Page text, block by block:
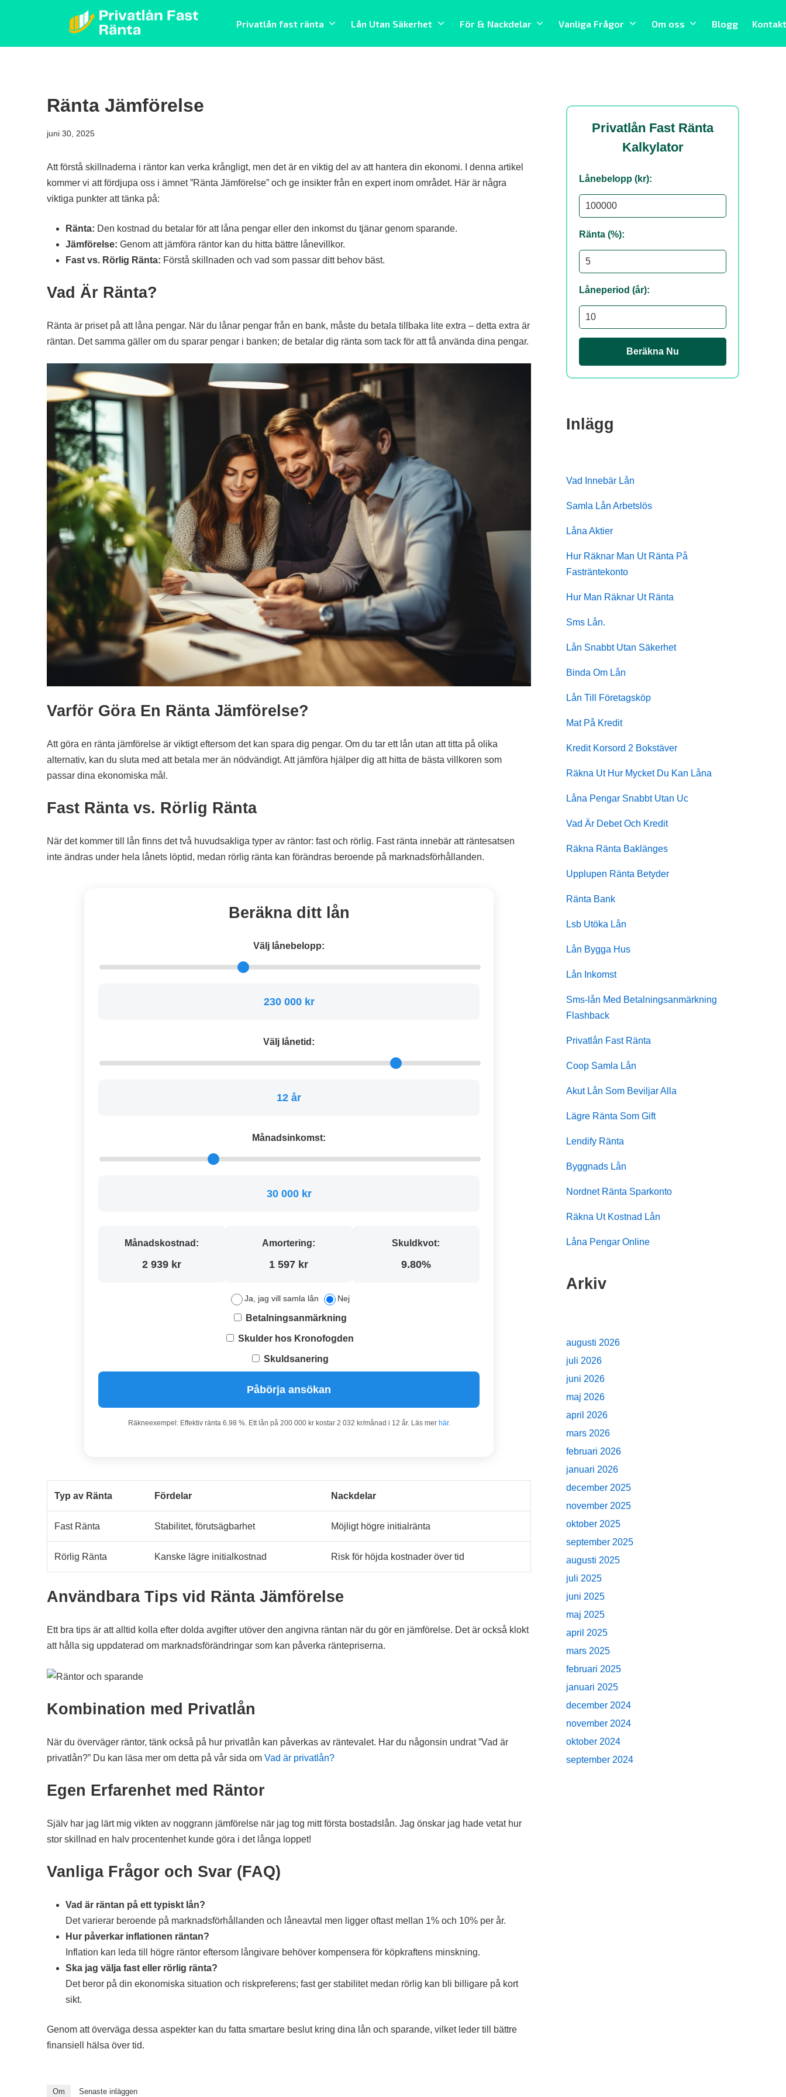
Privatlån fast ränta
Privatlån fast ränta Lån Utan Säkerhet För & Nackdelar Vanliga Frågor Om oss Blogg
Ränta Jämförelse
juni 30, 2025
Att förstå skillnaderna i räntor kan verka krångligt, men det är en viktig del av att hantera din ekonomi. I denna artikel
kommer vi att fördjupa oss i ämnet ”Ränta Jämförelse” och ge insikter från en expert inom området. Här är några
viktiga punkter att tänka på:
Ränta: Den kostnad du betalar för att låna pengar eller den inkomst du tjänar genom sparande.
Jämförelse: Genom att jämföra räntor kan du hitta bättre lånevillkor.
Fast vs. Rörlig Ränta: Förstå skillnaden och vad som passar ditt behov bäst.
Vad Är Ränta?
Ränta är priset på att låna pengar. När du lånar pengar från en bank, måste du betala tillbaka lite extra – detta extra är
räntan. Det samma gäller om du sparar pengar i banken; de betalar dig ränta som tack för att få använda dina pengar.
Varför Göra En Ränta Jämförelse?
Att göra en ränta jämförelse är viktigt eftersom det kan spara dig pengar. Om du tar ett lån utan att titta på olika
alternativ, kan du sluta med att betala mer än nödvändigt. Att jämföra hjälper dig att hitta de bästa villkoren som
passar dina ekonomiska mål.
Fast Ränta vs. Rörlig Ränta
När det kommer till lån finns det två huvudsakliga typer av räntor: fast och rörlig. Fast ränta innebär att räntesatsen
inte ändras under hela lånets löptid, medan rörlig ränta kan förändras beroende på marknadsförhållanden.
Beräkna ditt lån
Välj lånebelopp:
230 000 kr
Välj lånetid:
12 år
Månadsinkomst:
30 000 kr
Månadskostnad:
2 939 kr
Amortering:
1 597 kr
Skuldkvot:
9.80%
Ja, jag vill samla lån Nej
Betalningsanmärkning
Skulder hos Kronofogden
Skuldsanering
Påbörja ansökan
Räkneexempel: Effektiv ränta 6.98 %. Ett lån på 200 000 kr kostar 2 032 kr/månad i 12 år. Läs mer här.
Typ av Ränta Fördelar Nackdelar
Fast Ränta Stabilitet, förutsägbarhet Möjligt högre initialränta
Rörlig Ränta Kanske lägre initialkostnad Risk för höjda kostnader över tid
Användbara Tips vid Ränta Jämförelse
Ett bra tips är att alltid kolla efter dolda avgifter utöver den angivna räntan när du gör en jämförelse. Det är också klokt
att hålla sig uppdaterad om marknadsförändringar som kan påverka räntepriserna.
Kombination med Privatlån
När du överväger räntor, tänk också på hur privatlån kan påverkas av räntevalet. Har du någonsin undrat ”Vad är
privatlån?” Du kan läsa mer om detta på vår sida om Vad är privatlån?
Egen Erfarenhet med Räntor
Själv har jag lärt mig vikten av noggrann jämförelse när jag tog mitt första bostadslån. Jag önskar jag hade vetat hur
stor skillnad en halv procentenhet kunde göra i det långa loppet!
Vanliga Frågor och Svar (FAQ)
Vad är räntan på ett typiskt lån?
Det varierar beroende på marknadsförhållanden och låneavtal men ligger oftast mellan 1% och 10% per år.
Hur påverkar inflationen räntan?
Inflation kan leda till högre räntor eftersom långivare behöver kompensera för köpkraftens minskning.
Ska jag välja fast eller rörlig ränta?
Det beror på din ekonomiska situation och riskpreferens; fast ger stabilitet medan rörlig kan bli billigare på kort
sikt.
Genom att överväga dessa aspekter kan du fatta smartare beslut kring dina lån och sparande, vilket leder till bättre
finansiell hälsa över tid.
Om Senaste inläggen
Privatlån Fast Ränta
Kalkylator
Lånebelopp (kr):
Ränta (%):
Låneperiod (år):
Beräkna Nu
Inlägg
Vad Innebär Lån
Samla Lån Arbetslös
Låna Aktier
Hur Räknar Man Ut Ränta På
Fasträntekonto
Hur Man Räknar Ut Ränta
Sms Lån.
Lån Snabbt Utan Säkerhet
Binda Om Lån
Lån Till Företagsköp
Mat På Kredit
Kredit Korsord 2 Bokstäver
Räkna Ut Hur Mycket Du Kan Låna
Låna Pengar Snabbt Utan Uc
Vad Är Debet Och Kredit
Räkna Ränta Baklänges
Upplupen Ränta Betyder
Ränta Bank
Lsb Utöka Lån
Lån Bygga Hus
Lån Inkomst
Sms-lån Med Betalningsanmärkning
Flashback
Privatlån Fast Ränta
Coop Samla Lån
Akut Lån Som Beviljar Alla
Lägre Ränta Som Gift
Lendify Ränta
Byggnads Lån
Nordnet Ränta Sparkonto
Räkna Ut Kostnad Lån
Låna Pengar Online
Arkiv
augusti 2026
juli 2026
juni 2026
maj 2026
april 2026
mars 2026
februari 2026
januari 2026
december 2025
november 2025
oktober 2025
september 2025
augusti 2025
juli 2025
juni 2025
maj 2025
april 2025
mars 2025
februari 2025
januari 2025
december 2024
november 2024
oktober 2024
september 2024